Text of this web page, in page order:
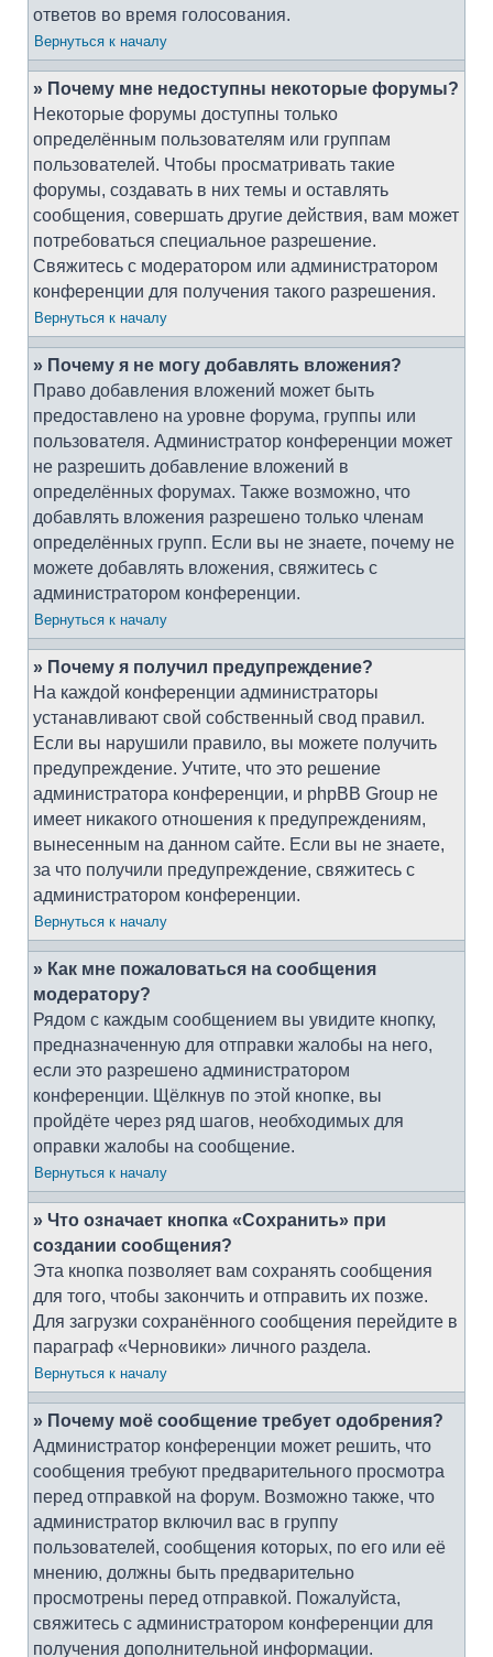
ответов во время голосования.
Вернуться к началу
» Почему мне недоступны некоторые форумы?
Некоторые форумы доступны только
определённым пользователям или группам
пользователей. Чтобы просматривать такие
форумы, создавать в них темы и оставлять
сообщения, совершать другие действия, вам может
потребоваться специальное разрешение.
Свяжитесь с модератором или администратором
конференции для получения такого разрешения.
Вернуться к началу
» Почему я не могу добавлять вложения?
Право добавления вложений может быть
предоставлено на уровне форума, группы или
пользователя. Администратор конференции может
не разрешить добавление вложений в
определённых форумах. Также возможно, что
добавлять вложения разрешено только членам
определённых групп. Если вы не знаете, почему не
можете добавлять вложения, свяжитесь с
администратором конференции.
Вернуться к началу
» Почему я получил предупреждение?
На каждой конференции администраторы
устанавливают свой собственный свод правил.
Если вы нарушили правило, вы можете получить
предупреждение. Учтите, что это решение
администратора конференции, и phpBB Group не
имеет никакого отношения к предупреждениям,
вынесенным на данном сайте. Если вы не знаете,
за что получили предупреждение, свяжитесь с
администратором конференции.
Вернуться к началу
» Как мне пожаловаться на сообщения
модератору?
Рядом с каждым сообщением вы увидите кнопку,
предназначенную для отправки жалобы на него,
если это разрешено администратором
конференции. Щёлкнув по этой кнопке, вы
пройдёте через ряд шагов, необходимых для
оправки жалобы на сообщение.
Вернуться к началу
» Что означает кнопка «Сохранить» при
создании сообщения?
Эта кнопка позволяет вам сохранять сообщения
для того, чтобы закончить и отправить их позже.
Для загрузки сохранённого сообщения перейдите в
параграф «Черновики» личного раздела.
Вернуться к началу
» Почему моё сообщение требует одобрения?
Администратор конференции может решить, что
сообщения требуют предварительного просмотра
перед отправкой на форум. Возможно также, что
администратор включил вас в группу
пользователей, сообщения которых, по его или её
мнению, должны быть предварительно
просмотрены перед отправкой. Пожалуйста,
свяжитесь с администратором конференции для
получения дополнительной информации.